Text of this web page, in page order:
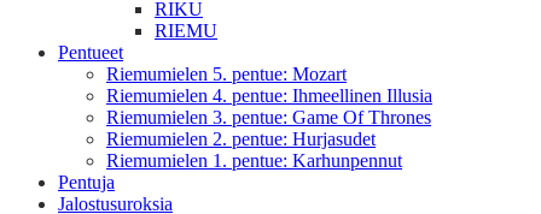
RIKU
RIEMU
Pentueet
Riemumielen 5. pentue: Mozart
Riemumielen 4. pentue: Ihmeellinen Illusia
Riemumielen 3. pentue: Game Of Thrones
Riemumielen 2. pentue: Hurjasudet
Riemumielen 1. pentue: Karhunpennut
Pentuja
Jalostusuroksia